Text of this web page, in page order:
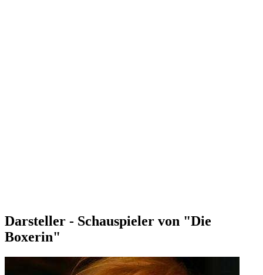
Darsteller - Schauspieler von "Die
Boxerin"